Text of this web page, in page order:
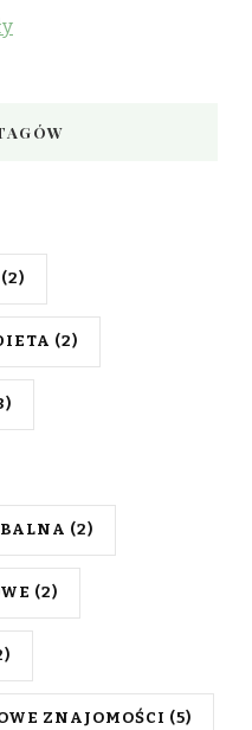
(2)
(2)
(2)
(2)
ZNAJOMOŚCI (5)